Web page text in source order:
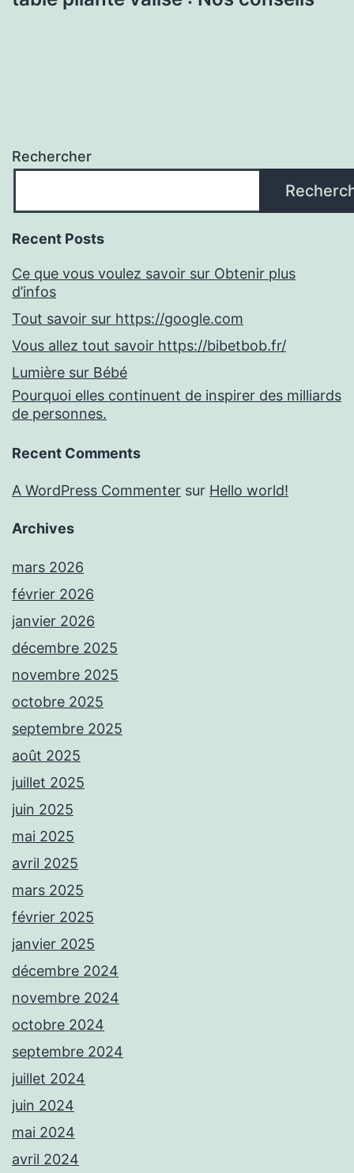
Rechercher
Recent Posts
Ce que vous voulez savoir sur Obtenir plus
d’infos
Tout savoir sur https://google.com
Vous allez tout savoir https://bibetbob.fr/
Lumière sur Bébé
Pourquoi elles continuent de inspirer des milliards
de personnes.
Recent Comments
A WordPress Commenter sur Hello world!
Archives
mars 2026
février 2026
janvier 2026
décembre 2025
novembre 2025
octobre 2025
septembre 2025
août 2025
juillet 2025
juin 2025
mai 2025
avril 2025
mars 2025
février 2025
janvier 2025
décembre 2024
novembre 2024
octobre 2024
septembre 2024
juillet 2024
juin 2024
mai 2024
avril 2024